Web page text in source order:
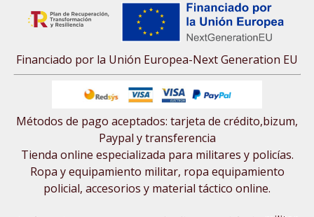
Financiado por la Unión Europea-Next Generation EU
Métodos de pago aceptados: tarjeta de crédito,bizum,
Paypal y transferencia
Tienda online especializada para militares y policías.
Ropa y equipamiento militar, ropa equipamiento
policial, accesorios y material táctico online.